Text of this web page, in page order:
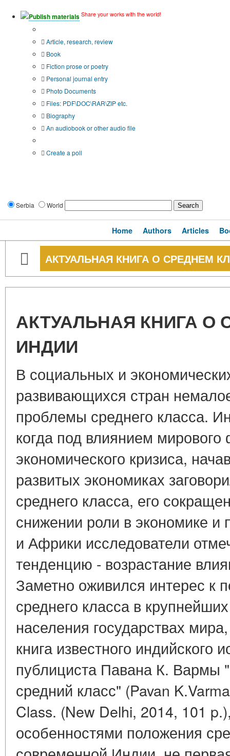
Publish materials Share your works with the world!
Article, research, review
Book
Fiction prose or poetry
Personal journal entry
Photo Documents
Files: PDF\DOC\RAR\ZIP etc.
Biography
An audiobook or other audio file
Create a poll
Serbia World
Home Authors Articles
АКТУАЛЬНАЯ КНИГА О СРЕДНЕМ
АКТУАЛЬНАЯ КНИГА О
ИНДИИ
В социальных и
развивающихся стран
проблемы среднего класса.
когда под влиянием
экономического кризиса,
развитых экономиках
среднего класса, его
снижении роли в экономике и
и Африки исследователи
тенденцию - возрастание
Заметно оживился интерес к
среднего класса в
населения государствах
книга известного индийского
публициста Павана К. Вармы
средний класс" (Pavan
Class. (New Delhi, 2014, 101
особенностями положения